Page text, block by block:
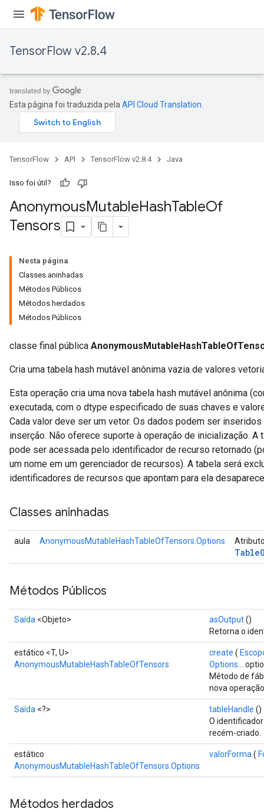
TensorFlow v2.8.4
Esta página foi traduzida pela API Cloud Translation
TensorFlow API TensorFlow v2.8.4 Java
Isso foi útil?
AnonymousMutableHashTableOf
Tensors
Nesta página
Classes aninhadas
Métodos Públicos
Métodos herdados
Métodos Públicos
classe final pública
Cria uma tabela hash mutável anônima vazia de valores
Esta operação cria uma nova tabela hash mutável anônima
executada, com o dtype especificado de suas chaves e
Cada valor deve ser um vetor. Os dados podem ser
inserção. Não oferece suporte à operação de inicialização. A
pode ser acessada pelo identificador de recurso retornado
um nome em um gerenciador de recursos). A tabela será
identificadores de recursos que apontam para ela
Classes aninhadas
aula AnonymousMutableHashTableOfTensors.Options
Table
Métodos Públicos
Saída <Objeto> asOutput()
Retorna o
estático <T, U>
AnonymousMutableHashTableOfTensors
create (
Options...
Método de
nova
Saída <?> tableHandle ()
O
recém-criado.
estático
AnonymousMutableHashTableOfTensors.Options
valorForma (
Métodos herdados